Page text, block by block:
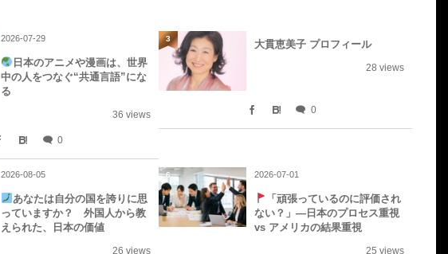
2026-07-29
日本のアニメや漫画は、世界
中の人をつなぐ“共通言語”にな
る
36 views
0
大貫恵美子 プロフィール
28 views
0
3
2026-08-05
あなたは自分の国を誇りに思
っていますか？ 外国人から教
えられた、日本の価値
26 views
2026-07-01
「頑張っているのに評価され
ない？」—日本のプロセス重視
vs アメリカの結果重視
25 views
6